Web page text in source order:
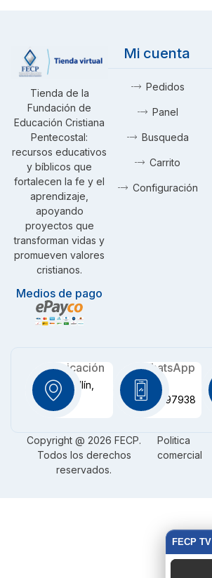
FECP TV
Tienda de la
Fundación de
Educación Cristiana
Pentecostal:
recursos educativos
y bíblicos que
fortalecen la fe y el
aprendizaje,
apoyando
proyectos que
transforman vidas y
promueven valores
cristianos.
Medios de pago
Mi cuenta
Pedidos
Panel
Busqueda
Carrito
Configuración
Ubicación
Medellín,
CO
WhatsApp
+57
3116097938
Copyright @ 2026 FECP.
Todos los derechos
reservados.
Politica
comercial